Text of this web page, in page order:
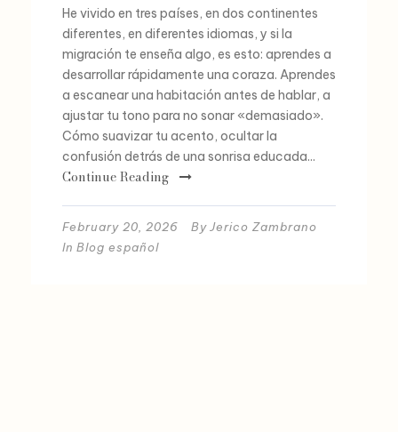
He vivido en tres países, en dos continentes
diferentes, en diferentes idiomas, y si la
migración te enseña algo, es esto: aprendes a
desarrollar rápidamente una coraza. Aprendes
a escanear una habitación antes de hablar, a
ajustar tu tono para no sonar «demasiado».
Cómo suavizar tu acento, ocultar la
confusión detrás de una sonrisa educada...
Continue Reading
February 20, 2026 By Jerico Zambrano
In Blog español